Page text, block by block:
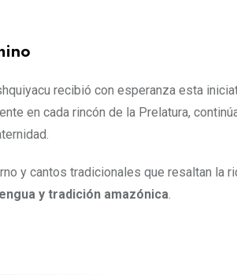
recibió con esperanza esta
en cada rincón de la Prelatura,
y cantos tradicionales que resaltan la
y tradición amazónica.